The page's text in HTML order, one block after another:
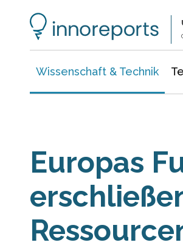
Wissenschaft & Technik
Europas